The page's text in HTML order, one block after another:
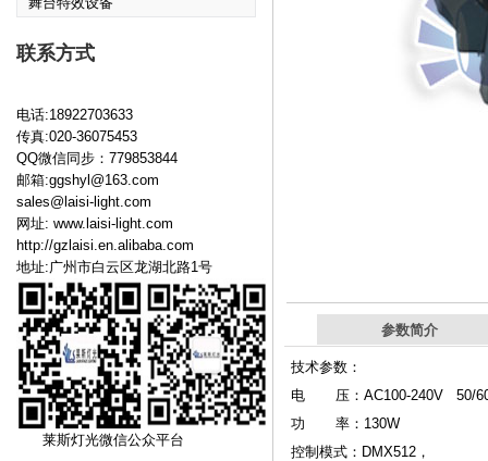
联系方式
电话:18922703633
传真:020-36075453
QQ微信同步：779853844
邮箱:ggshyl@163.com
sales@laisi-light.com
网址: www.laisi-light.com
http://gzlaisi.en.alibaba.com
地址:广州市白云区龙湖北路1号
莱斯灯光微信公众平台
参数简介
技术参数：
电 压：AC100-240V 50/
功 率：130W
控制模式：DMX512，